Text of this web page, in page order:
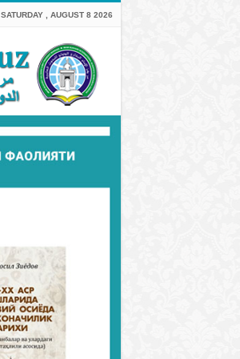
SATURDAY , AUGUST 8 2026